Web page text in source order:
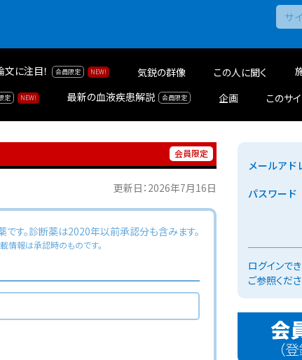
文に注目！ 気鋭の群像 この人に聞く
最新の血液疾患解説 企画 このサ
更新日：2026年7月16日
す。診断薬は2020年以前承認分も含みます。
情報は承認時のものです。
メールアド
パスワード
ログインで
ご参照くだ
会
（